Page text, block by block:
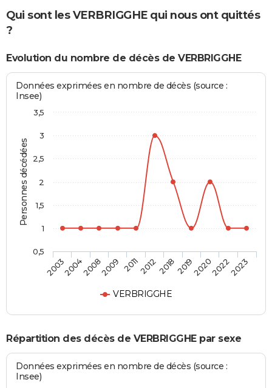
Qui sont les VERBRIGGHE qui nous ont quittés
?
Evolution du nombre de décès de VERBRIGGHE
Personnes décédées
Données exprimées en nombre de décès (source :
Insee)
VERBRIGGHE
2003200420082009 2011201220182019202020222023
0,5
1
1,5
2
2,5
3
3,5
Répartition des décès de VERBRIGGHE par sexe
Données exprimées en nombre de décès (source :
Insee)